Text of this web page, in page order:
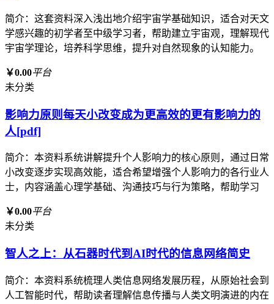
简介：这套资料深入浅出地介绍宇宙学基础知识，适合对天文
学感兴趣的初学者至中级学习者，帮助建立宇宙观，理解现代
宇宙学理论，培养科学思维，提升对自然现象的认知能力。
￥0.00平台
未分类
影响力原则每天小改变成为更高效的更有影响力的
人[pdf]
简介：本资料系统讲解提升个人影响力的核心原则，通过日常
小改变逐步实现高效能，适合希望增强个人影响力的各行业人
士，内容涵盖心理学基础、沟通技巧与行为策略，帮助学习
￥0.00平台
未分类
智人之上：从石器时代到AI时代的信息网络简史
简介：本资料系统梳理人类信息网络发展历程，从原始社会到
人工智能时代，帮助读者理解信息传播与人类文明演进的内在